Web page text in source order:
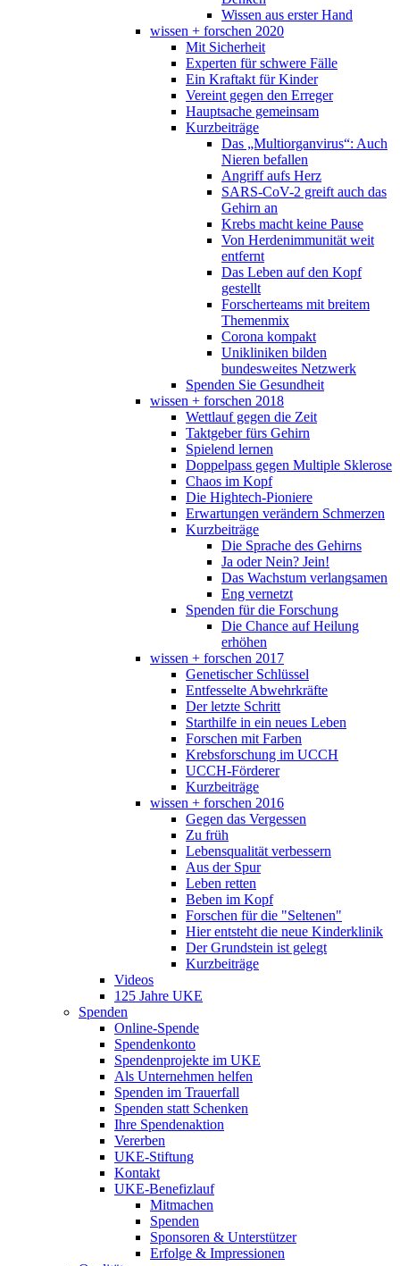
Wissen aus erster Hand
wissen + forschen 2020
Mit Sicherheit
Experten für schwere Fälle
Ein Kraftakt für Kinder
Vereint gegen den Erreger
Hauptsache gemeinsam
Kurzbeiträge
Das „Multiorganvirus“: Auch
Nieren befallen
Angriff aufs Herz
SARS-CoV-2 greift auch das
Gehirn an
Krebs macht keine Pause
Von Herdenimmunität weit
entfernt
Das Leben auf den Kopf
gestellt
Forscherteams mit breitem
Themenmix
Corona kompakt
Unikliniken bilden
bundesweites Netzwerk
Spenden Sie Gesundheit
wissen + forschen 2018
Wettlauf gegen die Zeit
Taktgeber fürs Gehirn
Spielend lernen
Doppelpass gegen Multiple Sklerose
Chaos im Kopf
Die Hightech-Pioniere
Erwartungen verändern Schmerzen
Kurzbeiträge
Die Sprache des Gehirns
Ja oder Nein? Jein!
Das Wachstum verlangsamen
Eng vernetzt
Spenden für die Forschung
Die Chance auf Heilung
erhöhen
wissen + forschen 2017
Genetischer Schlüssel
Entfesselte Abwehrkräfte
Der letzte Schritt
Starthilfe in ein neues Leben
Forschen mit Farben
Krebsforschung im UCCH
UCCH-Förderer
Kurzbeiträge
wissen + forschen 2016
Gegen das Vergessen
Zu früh
Lebensqualität verbessern
Aus der Spur
Leben retten
Beben im Kopf
Forschen für die "Seltenen"
Hier entsteht die neue Kinderklinik
Der Grundstein ist gelegt
Kurzbeiträge
Videos
125 Jahre UKE
Spenden
Online-Spende
Spendenkonto
Spendenprojekte im UKE
Als Unternehmen helfen
Spenden im Trauerfall
Spenden statt Schenken
Ihre Spendenaktion
Vererben
UKE-Stiftung
Kontakt
UKE-Benefizlauf
Mitmachen
Spenden
Sponsoren & Unterstützer
Erfolge & Impressionen